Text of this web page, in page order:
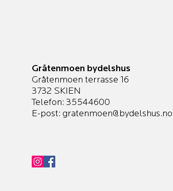
Gråtenmoen bydelshus
Gråtenmoen terrasse 16
3732 SKIEN
Telefon: 35544600
E-post: gratenmoen@bydelshus.no